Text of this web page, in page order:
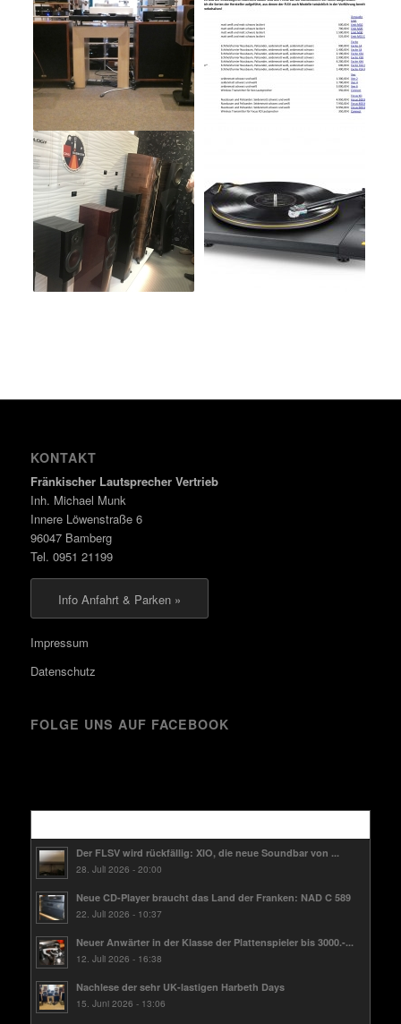
KONTAKT
Fränkischer Lautsprecher Vertrieb
Inh. Michael Munk
Innere Löwenstraße 6
96047 Bamberg
Tel. 0951 21199
Info Anfahrt & Parken »
Impressum
Datenschutz
FOLGE UNS AUF FACEBOOK
Der FLSV wird rückfällig: XIO, die neue Soundbar von ...
28. Juli 2026 - 20:00
Neue CD-Player braucht das Land der Franken: NAD C 589
22. Juli 2026 - 10:37
Neuer Anwärter in der Klasse der Plattenspieler bis 3000.-...
12. Juli 2026 - 16:38
Nachlese der sehr UK-lastigen Harbeth Days
15. Juni 2026 - 13:06